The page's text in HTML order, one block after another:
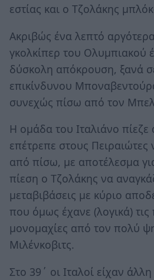
εστίας και ο Τζολάκης
Ακριβώς ένα λεπτό
γκολκίπερ του Ολυμπιακού
δύσκολη απόκρουση, ξανά
επικίνδυνου
συνεχώς πίσω από τον
Η ομάδα του Ιταλιάνο πίεζε
επέτρεπε στους Πειραιώτες
από πίσω, με αποτέλεσμα
πίεση ο Τζολάκης να
μεταβιβάσεις με κύριο
που όμως έχανε (λογικά) τις
μονομαχίες από τον πολύ
Μιλένκοβιτς.
Στο 39΄ οι Ιταλοί είχαν